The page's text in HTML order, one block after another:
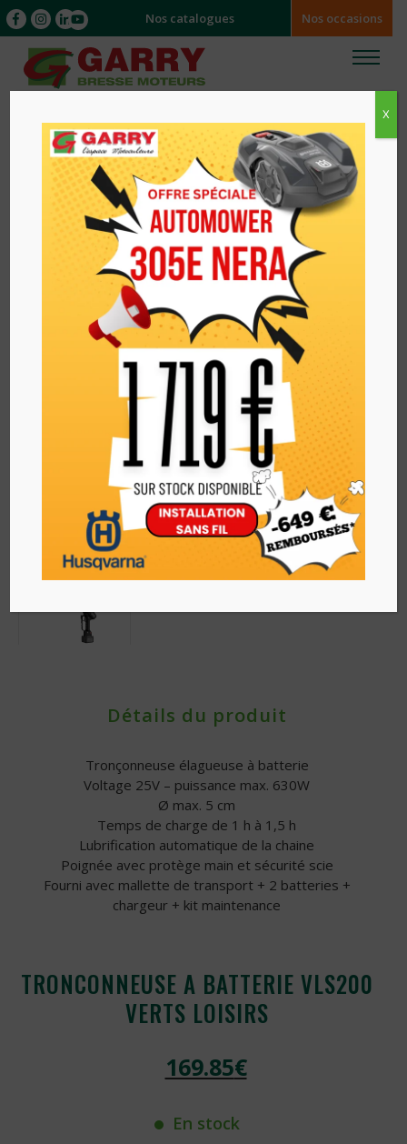
Nos catalogues Nos occasions
/ TRONCONNEUSE A BATTERIE VLS200
VERTS LOISIRS
Détails du produit
Tronçonneuse élagueuse à batterie
Voltage 25V – puissance max. 630W
Ø max. 5 cm
Temps de charge de 1 h à 1,5 h
Lubrification automatique de la chaine
Poignée avec protège main et sécurité scie
Fourni avec mallette de transport + 2 batteries +
chargeur + kit maintenance
TRONCONNEUSE A BATTERIE VLS200
VERTS LOISIRS
169.85€
En stock
X